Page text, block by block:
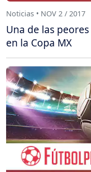
Noticias • NOV 2 / 2017
Una de las
en la Copa MX